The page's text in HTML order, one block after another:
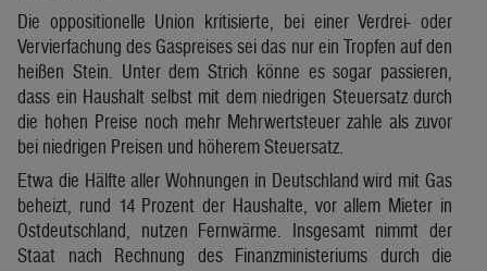
Die oppositionelle Union kritisierte, bei einer Verdrei- oder
Vervierfachung des Gaspreises sei das nur ein Tropfen auf den
heißen Stein. Unter dem Strich könne es sogar passieren,
dass ein Haushalt selbst mit dem niedrigen Steuersatz durch
die hohen Preise noch mehr Mehrwertsteuer zahle als zuvor
bei niedrigen Preisen und höherem Steuersatz.
Etwa die Hälfte aller Wohnungen in Deutschland wird mit Gas
beheizt, rund 14 Prozent der Haushalte, vor allem Mieter in
Ostdeutschland, nutzen Fernwärme. Insgesamt nimmt der
Staat nach Rechnung des Finanzministeriums durch die